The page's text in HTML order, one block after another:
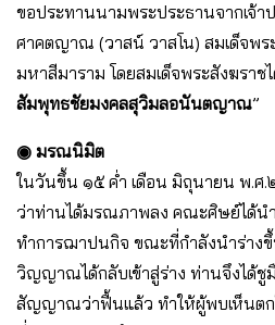
ขอประทานนามพระประธานจากเจ้า
ศาคตญาณ (วาสน์ วาสโน) สมเด็จพร
มหาสีมาราม โดยสมเด็จพระสังฆราช
สัมพุทธชัยมงคลสุวิมลอนันตญาณ”
◉ มรณนิมิต
ในวันขึ้น ๑๕ ค่ำ เดือน มิถุนายน พ.ศ
ว่าท่านได้มรณภาพลง คณะศิษย์ได้น
ทำการฌาปนกิจ ขณะที่กำลังนำร่าง
วิญญาณได้กลับเข้าสู่ร่าง ท่านจึงได้ชู
สัญญาณว่าฟื้นแล้ว ทำให้ผู้พบเห็นต